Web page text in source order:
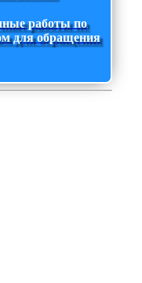
работы по
для обращения